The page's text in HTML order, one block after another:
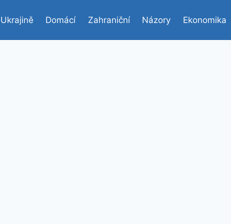
Domácí Zahraniční Názory Ekonomika